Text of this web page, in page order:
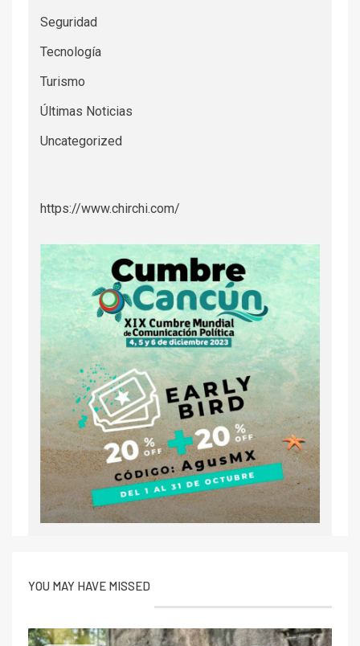
Seguridad
Tecnología
Turismo
Últimas Noticias
Uncategorized
https://www.chirchi.com/
YOU MAY HAVE MISSED